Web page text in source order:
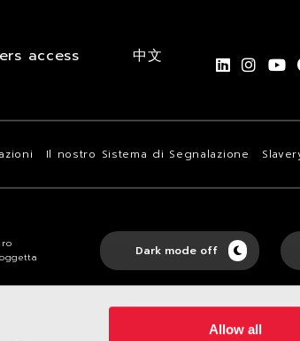
Allow all
access 中文
Il nostro Sistema di Segnalazione
Dark mode off